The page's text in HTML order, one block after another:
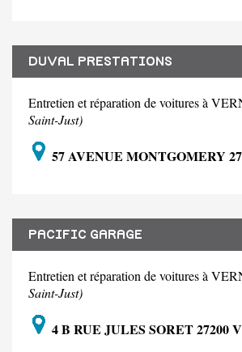
DUVAL PRESTATIONS
Entretien et réparation de voitures à
Saint-Just)
57 AVENUE MONTGOMERY
PACIFIC GARAGE
Entretien et réparation de voitures à
Saint-Just)
4 B RUE JULES SORET 27200